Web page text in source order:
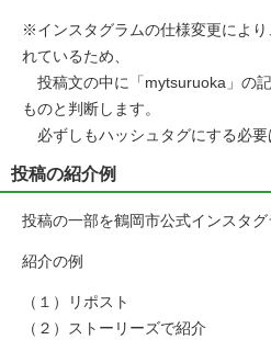
※インスタグラムの仕様変更によ
れているため、
投稿文の中に「mytsuruoka」の
ものと判断します。
必ずしもハッシュタグにする必要
投稿の紹介例
投稿の一部を鶴岡市公式インスタグ
紹介の例
（１）リポスト
（２）ストーリーズで紹介